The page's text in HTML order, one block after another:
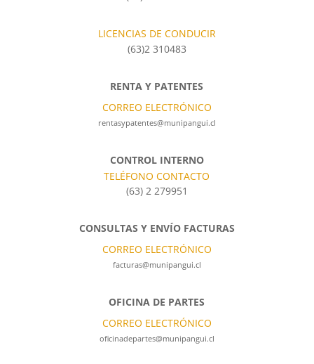
LICENCIAS DE CONDUCIR
(63)2 310483
RENTA Y PATENTES
CORREO ELECTRÓNICO
rentasypatentes@munipangui.cl
CONTROL INTERNO
TELÉFONO CONTACTO
(63) 2 279951
CONSULTAS Y ENVÍO FACTURAS
CORREO ELECTRÓNICO
facturas@munipangui.cl
OFICINA DE PARTES
CORREO ELECTRÓNICO
oficinadepartes@munipangui.cl